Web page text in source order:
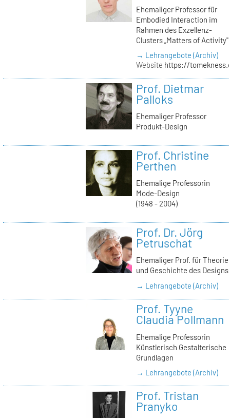
Ehemaliger Professor für
Embodied Interaction im
Rahmen des Exzellenz-
Clusters „Matters of Activity"
→ Lehrangebote (Archiv)
Website https://
Prof. Dietmar
Palloks
Ehemaliger Professor
Produkt-Design
Prof. Christine
Perthen
Ehemalige Professorin
Mode-Design
(1948 - 2004)
Prof. Dr. Jörg
Petruschat
Ehemaliger Prof. für Theorie
und Geschichte des Designs
→ Lehrangebote (Archiv)
Prof. Tyyne
Claudia Pollmann
Ehemalige Professorin
Künstlerisch Gestalterische
Grundlagen
→ Lehrangebote (Archiv)
Prof. Tristan
Pranyko